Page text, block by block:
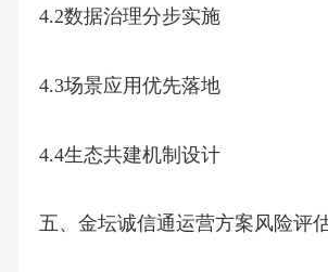
4.2数据治理分步实施
4.3场景应用优先落地
4.4生态共建机制设计
五、金坛诚信通运营方案风险评